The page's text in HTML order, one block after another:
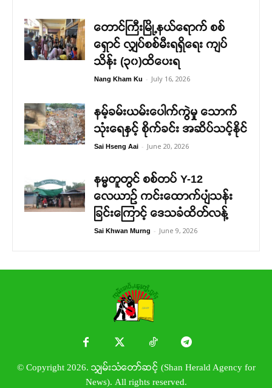
တောင်ကြီးမြို့နယ်ရောက် စစ်
ရှောင် လျှပ်စစ်မီးရရှိရေး ကျပ်
သိန်း (၃၀)ထိပေးရ
Nang Kham Ku - July 16, 2026
နမ့်ခမ်းယမ်းပေါက်ကွဲမှု သောက်
သုံးရေနှင့် စိုက်ခင်း အဆိပ်သင့်နိုင်
Sai Hseng Aai - June 20, 2026
နမ္မတူတွင် စစ်တပ် Y-12
လေယာဉ် ကင်းထောက်ပျံသန်း
ခြင်းကြောင့် ဒေသခံထိတ်လန့်
Sai Khwan Murng - June 9, 2026
© Copyright 2026. သျှမ်းသံတော်ဆင့် (Shan Herald Agency for
News). All rights reserved.